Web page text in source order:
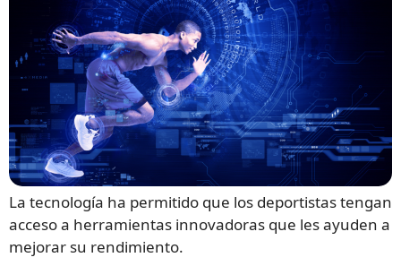
La tecnología ha permitido que los deportistas tengan
acceso a herramientas innovadoras que les ayuden a
mejorar su rendimiento.